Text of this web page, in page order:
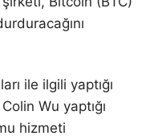
ile ilgili yaptığı
Wu yaptığı
hizmeti